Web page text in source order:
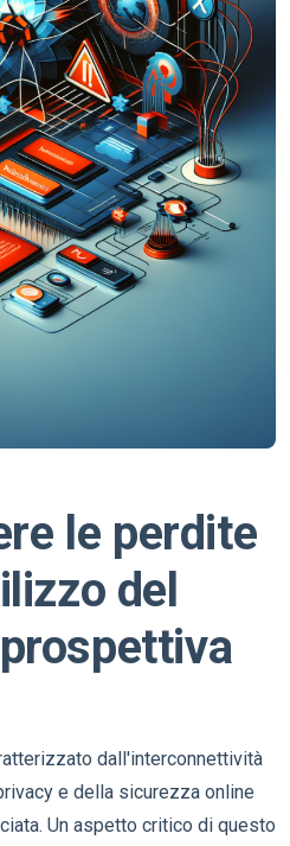
le perdite
del
dall'interconnettività
e della sicurezza online
Un aspetto critico di questo